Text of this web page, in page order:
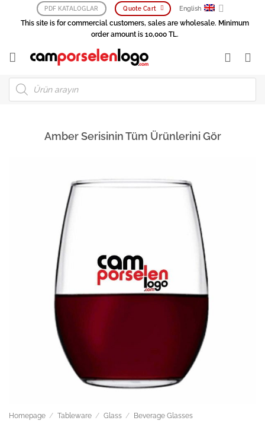
PDF KATALOGLAR Quote Cart English
This site is for commercial customers, sales are wholesale. Minimum
order amount is 10,000 TL.
Products
search
Amber Serisinin Tüm Ürünlerini Gör
Homepage / Tableware / Glass / Beverage Glasses